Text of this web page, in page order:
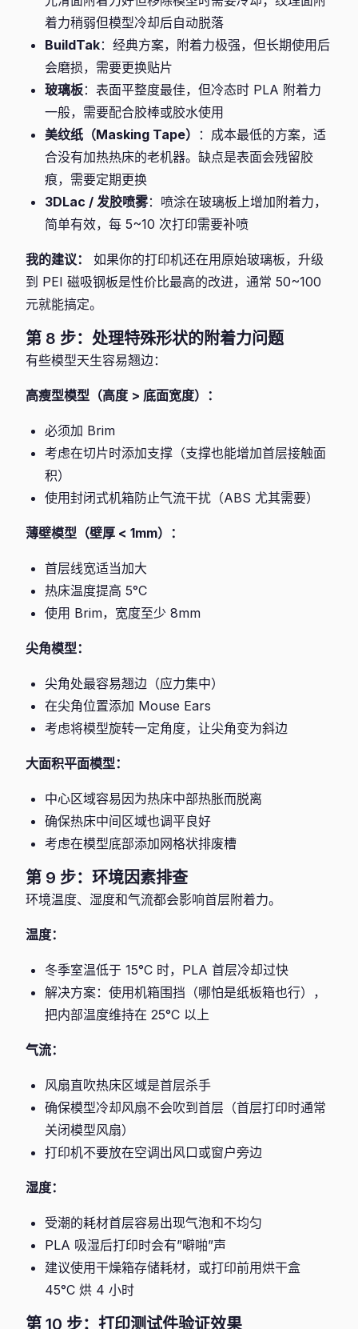
着力稍弱但模型冷却后自动脱落
BuildTak：经典方案，附着力极强，但长期使用后
会磨损，需要更换贴片
玻璃板：表面平整度最佳，但冷态时 PLA 附着力
一般，需要配合胶棒或胶水使用
美纹纸（Masking Tape）
：成本最低的方案，适
合没有加热热床的老机器。缺点是表面会残留胶
痕，需要定期更换
3DLac / 发胶喷雾：喷涂在玻璃板上增加附着力，
简单有效，每 5~10 次打印需要补喷
我的建议：
如果你的打印机还在用原始玻璃板，升级
到 PEI 磁吸钢板是性价比最高的改进，通常 50~100
元就能搞定。
第 8 步：处理特殊形状的附着力问题
有些模型天生容易翘边：
高瘦型模型（高度 > 底面宽度）：
必须加 Brim
考虑在切片时添加支撑（支撑也能增加首层接触面
积）
使用封闭式机箱防止气流干扰（ABS 尤其需要）
薄壁模型（壁厚 < 1mm）：
首层线宽适当加大
热床温度提高 5°C
使用 Brim，宽度至少 8mm
尖角模型：
尖角处最容易翘边（应力集中）
在尖角位置添加 Mouse Ears
考虑将模型旋转一定角度，让尖角变为斜边
大面积平面模型：
中心区域容易因为热床中部热胀而脱离
确保热床中间区域也调平良好
考虑在模型底部添加网格状排废槽
第 9 步：环境因素排查
环境温度、湿度和气流都会影响首层附着力。
温度：
冬季室温低于 15°C 时，PLA 首层冷却过快
解决方案：使用机箱围挡（哪怕是纸板箱也行），
把内部温度维持在 25°C 以上
气流：
风扇直吹热床区域是首层杀手
确保模型冷却风扇不会吹到首层（首层打印时通常
关闭模型风扇）
打印机不要放在空调出风口或窗户旁边
湿度：
受潮的耗材首层容易出现气泡和不均匀
PLA 吸湿后打印时会有”噼啪”声
建议使用干燥箱存储耗材，或打印前用烘干盒
45°C 烘 4 小时
第 10 步：打印测试件验证效果